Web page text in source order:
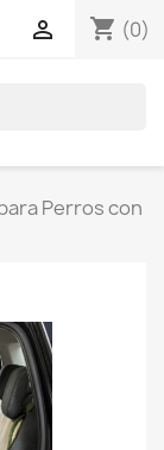
shopping_cart (0)

Perros con